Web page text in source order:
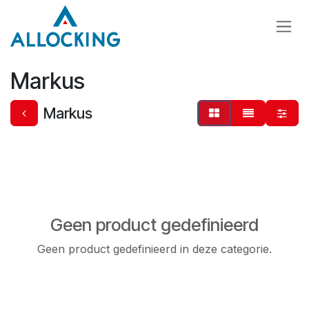
Overslaan naar inhoud
Markus
Markus
Geen product gedefinieerd
Geen product gedefinieerd in deze categorie.